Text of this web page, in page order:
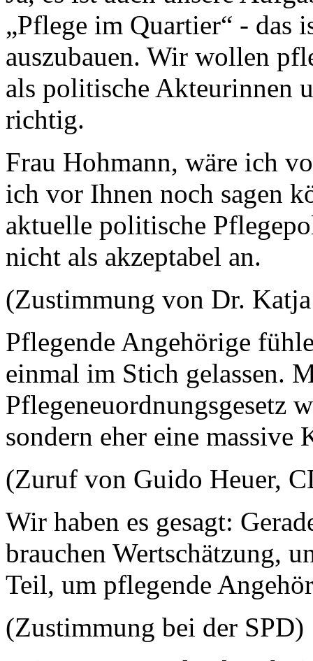
„Pflege im Quartier“ - das
auszubauen. Wir wollen
als politische Akteurinnen
richtig.
Frau Hohmann, wäre ich
ich vor Ihnen noch sagen
aktuelle politische
nicht als akzeptabel an.
(Zustimmung von Dr.
Pflegende Angehörige
einmal im Stich gelassen.
Pflegeneuordnungsgesetz
sondern eher eine massive
(Zuruf von Guido Heuer,
Wir haben es gesagt:
brauchen Wertschätzung,
Teil, um pflegende
(Zustimmung bei der SPD)